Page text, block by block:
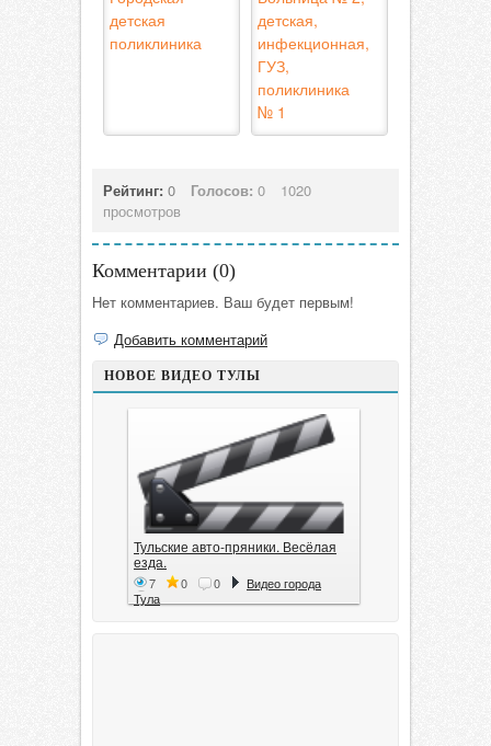
детская
поликлиника
детская,
инфекционная,
ГУЗ,
поликлиника
№ 1
Рейтинг: 0 Голосов: 0
1020
просмотров
Комментарии (0)
Нет комментариев. Ваш будет первым!
Добавить комментарий
НОВОЕ ВИДЕО ТУЛЫ
Тульские авто-пряники. Весёлая
езда.
7 0 0
Видео города
Тула